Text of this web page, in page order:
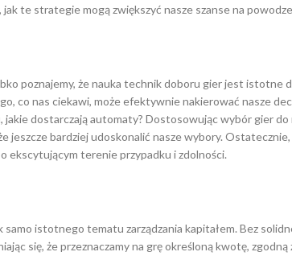
te strategie mogą zwiększyć nasze szanse na
poznajemy, że nauka technik doboru gier jest istotne
co nas ciekawi, może efektywnie nakierować nasze
dostarczają automaty? Dostosowując wybór gier
jeszcze bardziej udoskonalić nasze wybory.
ekscytującym terenie przypadku i zdolności.
istotnego tematu zarządzania kapitałem. Bez
się, że przeznaczamy na grę określoną kwotę,